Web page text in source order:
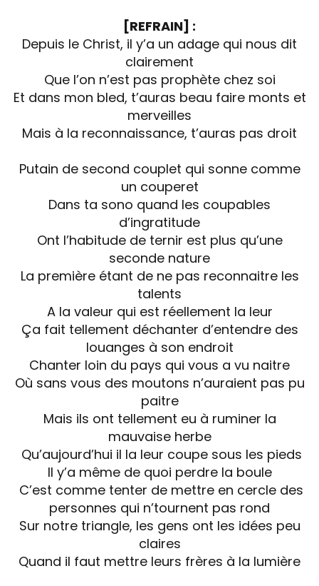
[REFRAIN] :
Depuis le Christ, il y’a un adage qui nous dit
clairement
Que l’on n’est pas prophète chez soi
Et dans mon bled, t’auras beau faire monts et
merveilles
Mais à la reconnaissance, t’auras pas droit
Putain de second couplet qui sonne comme
un couperet
Dans ta sono quand les coupables
d’ingratitude
Ont l’habitude de ternir est plus qu’une
seconde nature
La première étant de ne pas reconnaitre les
talents
A la valeur qui est réellement la leur
Ça fait tellement déchanter d’entendre des
louanges à son endroit
Chanter loin du pays qui vous a vu naitre
Où sans vous des moutons n’auraient pas pu
paitre
Mais ils ont tellement eu à ruminer la
mauvaise herbe
Qu’aujourd’hui il la leur coupe sous les pieds
Il y’a même de quoi perdre la boule
C’est comme tenter de mettre en cercle des
personnes qui n’tournent pas rond
Sur notre triangle, les gens ont les idées peu
claires
Quand il faut mettre leurs frères à la lumière